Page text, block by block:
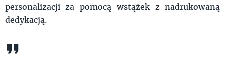
personalizacji za pomocą wstążek z nadrukowaną
dedykacją.